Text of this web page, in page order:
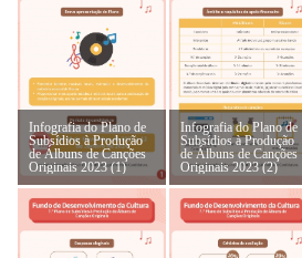
Infografia do Plano de
Subsídios à Produção
de Álbuns de Canções
Originais 2023 (1)
Infografia do Plano de
Subsídios à Produção
de Álbuns de Canções
Originais 2023 (2)